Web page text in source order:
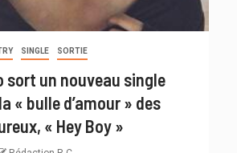
SINGLE SORTIE
sort un nouveau single
« bulle d’amour » des
« Hey Boy »